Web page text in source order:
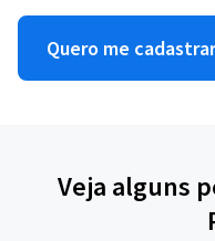
Quero me cadastrar
Veja alguns